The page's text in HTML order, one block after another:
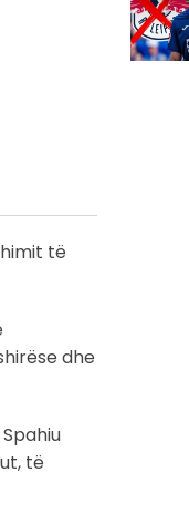
të
dhe
të